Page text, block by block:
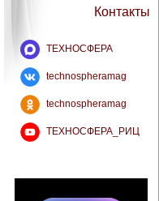
Контакты
ТЕХНОСФЕРА
technospheramag
technospheramag
ТЕХНОСФЕРА_РИЦ